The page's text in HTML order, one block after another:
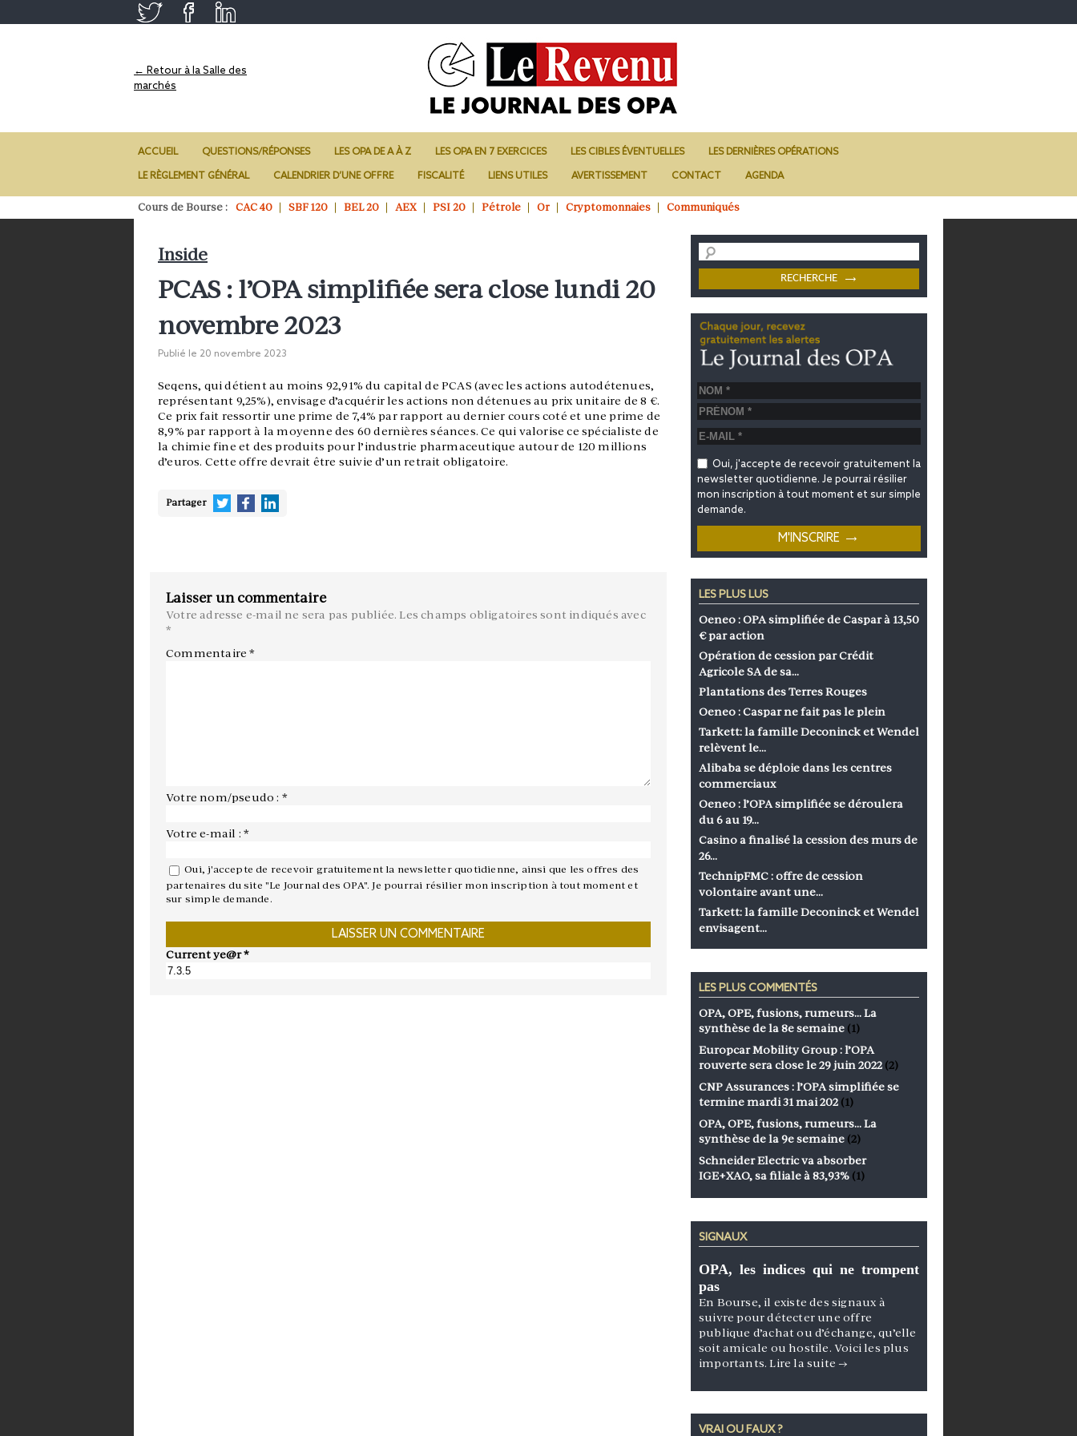
← Retour à la Salle des
marchés
ACCUEIL QUESTIONS/RÉPONSES LES OPA DE A À Z LES OPA EN 7 EXERCICES LES CIBLES ÉVENTUELLES LES DERNIÈRES OPÉRATIONS
LE RÈGLEMENT GÉNÉRAL CALENDRIER D’UNE OFFRE FISCALITÉ LIENS UTILES AVERTISSEMENT CONTACT AGENDA
Cours de Bourse : CAC 40 SBF 120 BEL 20 AEX PSI 20 Pétrole Or Cryptomonnaies Communiqués
Inside
PCAS : l’OPA simplifiée sera close lundi 20
novembre 2023
Publié le 20 novembre 2023
Seqens, qui détient au moins 92,91% du capital de PCAS (avec les actions autodétenues,
représentant 9,25%), envisage d’acquérir les actions non détenues au prix unitaire de 8 €.
Ce prix fait ressortir une prime de 7,4% par rapport au dernier cours coté et une prime de
8,9% par rapport à la moyenne des 60 dernières séances. Ce qui valorise ce spécialiste de
la chimie fine et des produits pour l’industrie pharmaceutique autour de 120 millions
d’euros. Cette offre devrait être suivie d’un retrait obligatoire.
Partager
Laisser un commentaire
Votre adresse e-mail ne sera pas publiée. Les champs obligatoires sont indiqués avec
*
Commentaire*
Votre nom/pseudo : *
Votre e-mail : *
Oui, j'accepte de recevoir gratuitement la newsletter quotidienne, ainsi que les offres des
partenaires du site "Le Journal des OPA". Je pourrai résilier mon inscription à tout moment et
sur simple demande.
Current ye@r*
Oui, j'accepte de recevoir gratuitement la
newsletter quotidienne. Je pourrai résilier
mon inscription à tout moment et sur simple
demande.
LES PLUS LUS
Oeneo : OPA simplifiée de Caspar à 13,50
€ par action
Opération de cession par Crédit
Agricole SA de sa…
Plantations des Terres Rouges
Oeneo : Caspar ne fait pas le plein
Tarkett: la famille Deconinck et Wendel
relèvent le…
Alibaba se déploie dans les centres
commerciaux
Oeneo : l’OPA simplifiée se déroulera
du 6 au 19…
Casino a finalisé la cession des murs de
26…
TechnipFMC : offre de cession
volontaire avant une…
Tarkett: la famille Deconinck et Wendel
envisagent…
LES PLUS COMMENTÉS
OPA, OPE, fusions, rumeurs… La
synthèse de la 8e semaine (1)
Europcar Mobility Group : l’OPA
rouverte sera close le 29 juin 2022 (2)
CNP Assurances : l’OPA simplifiée se
termine mardi 31 mai 202 (1)
OPA, OPE, fusions, rumeurs… La
synthèse de la 9e semaine (2)
Schneider Electric va absorber
IGE+XAO, sa filiale à 83,93% (1)
SIGNAUX
OPA, les indices qui ne trompent
pas
En Bourse, il existe des signaux à
suivre pour détecter une offre
publique d’achat ou d’échange, qu’elle
soit amicale ou hostile. Voici les plus
importants.Lire la suite →
VRAI OU FAUX ?